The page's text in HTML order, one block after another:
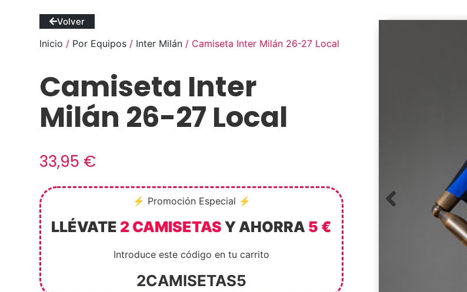
Volver
Inicio / Por Equipos / Inter Milán / Camiseta Inter Milán 26-27 Local
Camiseta Inter
Milán 26-27 Local
33,95 €
⚡ Promoción Especial ⚡
LLÉVATE 2 CAMISETAS Y AHORRA 5 €
Introduce este código en tu carrito
2CAMISETAS5